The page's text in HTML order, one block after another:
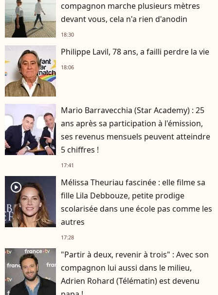
compagnon marche plusieurs mètres
devant vous, cela n'a rien d'anodin
18:30
Philippe Lavil, 78 ans, a failli perdre la vie
18:06
Mario Barravecchia (Star Academy) : 25
ans après sa participation à l'émission,
ses revenus mensuels peuvent atteindre
5 chiffres !
17:41
player2
Mélissa Theuriau fascinée : elle filme sa
fille Lila Debbouze, petite prodige
scolarisée dans une école pas comme les
autres
17:28
"Partir à deux, revenir à trois" : Avec son
compagnon lui aussi dans le milieu,
Adrien Rohard (Télématin) est devenu